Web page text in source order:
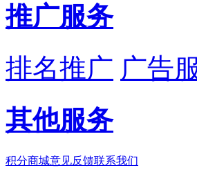
推广服务
排名推广 广告
其他服务
积分商城意见反馈联系我们